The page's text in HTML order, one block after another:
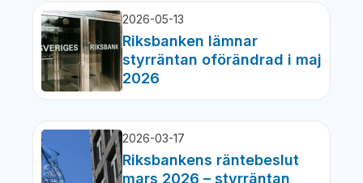
2026-05-13
Riksbanken lämnar
styrräntan oförändrad i maj
2026
2026-03-17
Riksbankens räntebeslut
mars 2026 – styrräntan